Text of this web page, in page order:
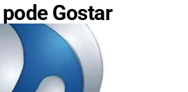
Gostar